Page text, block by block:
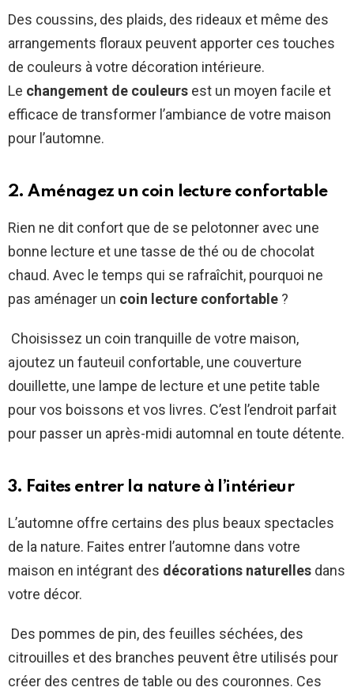
Des coussins, des plaids, des rideaux et même des
arrangements floraux peuvent apporter ces touches
de couleurs à votre décoration intérieure.
Le changement de couleurs est un moyen facile et
efficace de transformer l’ambiance de votre maison
pour l’automne.
2. Aménagez un coin lecture confortable
Rien ne dit confort que de se pelotonner avec une
bonne lecture et une tasse de thé ou de chocolat
chaud. Avec le temps qui se rafraîchit, pourquoi ne
pas aménager un coin lecture confortable ?
Choisissez un coin tranquille de votre maison,
ajoutez un fauteuil confortable, une couverture
douillette, une lampe de lecture et une petite table
pour vos boissons et vos livres. C’est l’endroit parfait
pour passer un après-midi automnal en toute détente.
3. Faites entrer la nature à l’intérieur
L’automne offre certains des plus beaux spectacles
de la nature. Faites entrer l’automne dans votre
maison en intégrant des décorations naturelles dans
votre décor.
Des pommes de pin, des feuilles séchées, des
citrouilles et des branches peuvent être utilisés pour
créer des centres de table ou des couronnes. Ces